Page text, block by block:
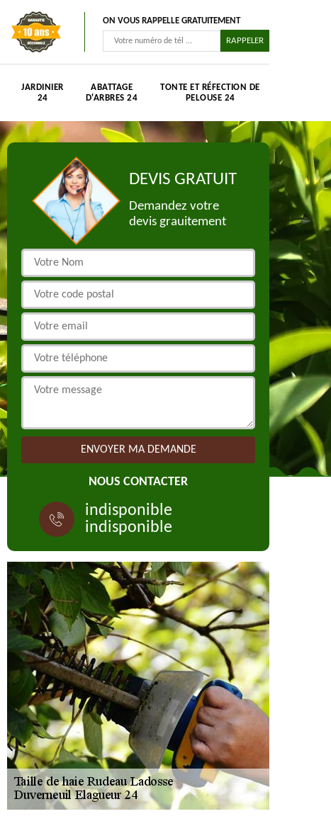
ON VOUS RAPPELLE GRATUITEMENT
JARDINIER
24
ABATTAGE
D'ARBRES 24
TONTE ET RÉFECTION DE
PELOUSE 24
DEVIS GRATUIT
Demandez votre
devis grauitement
NOUS CONTACTER
indisponible
indisponible